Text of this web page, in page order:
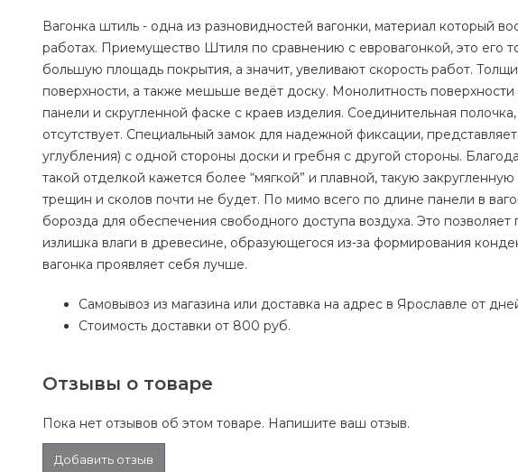
Вагонка штиль - одна из разновидностей вагонки, материал который
работах. Приемущество Штиля по сравнению с евровагонкой, это
большую площадь покрытия, а значит, увеливают скорость работ.
поверхности, а также мешьше ведёт доску. Монолитность поверхности
панели и скругленной фаске с краев изделия. Соединительная
отсутствует. Специальный замок для надежной фиксации,
углубления) с одной стороны доски и гребня с другой стороны.
такой отделкой кажется более “мягкой” и плавной, такую
трещин и сколов почти не будет. По мимо всего по длине панели в
борозда для обеспечения свободного доступа воздуха. Это позволяет
излишка влаги в древесине, образующегося из-за формирования
вагонка проявляет себя лучше.
Самовывоз из магазина или доставка на адрес в Ярославле от
Стоимость доставки от 800 руб.
Отзывы о товаре
Пока нет отзывов об этом товаре. Напишите ваш отзыв.
Добавить отзыв